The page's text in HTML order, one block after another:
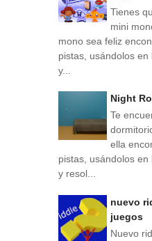
Tienes
mini
mono sea feliz
pistas, usándolos
y...
Night
Te
ella
pistas, usándolos
y resol...
nuevo
juegos
Nuevo